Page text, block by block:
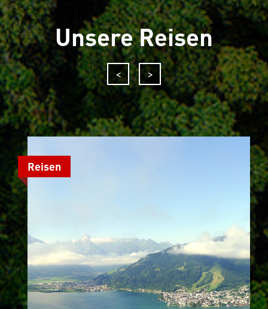
Unsere Reisen
< >
Reisen
Reisen